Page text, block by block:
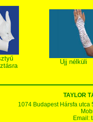
Ujj nélküli
TAYLOR
1074 Budapest Hársfa utca
Email: